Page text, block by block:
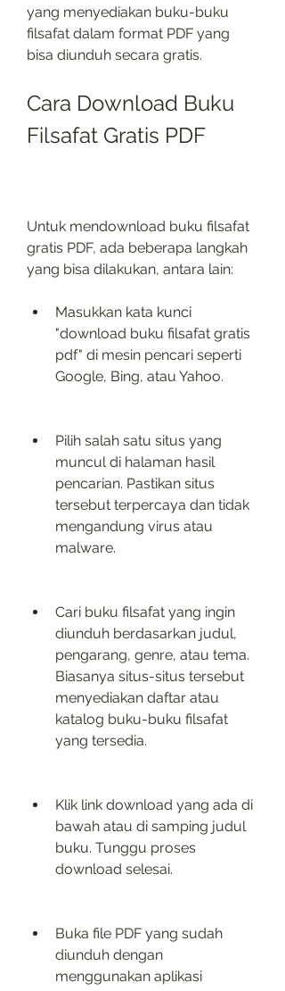
yang menyediakan buku-buku
filsafat dalam format PDF yang
bisa diunduh secara gratis.
Cara Download Buku
Filsafat Gratis PDF
Untuk mendownload buku filsafat
gratis PDF, ada beberapa langkah
yang bisa dilakukan, antara lain:
Masukkan kata kunci
"download buku filsafat gratis
pdf" di mesin pencari seperti
Google, Bing, atau Yahoo.
Pilih salah satu situs yang
muncul di halaman hasil
pencarian. Pastikan situs
tersebut terpercaya dan tidak
mengandung virus atau
malware.
Cari buku filsafat yang ingin
diunduh berdasarkan judul,
pengarang, genre, atau tema.
Biasanya situs-situs tersebut
menyediakan daftar atau
katalog buku-buku filsafat
yang tersedia.
Klik link download yang ada di
bawah atau di samping judul
buku. Tunggu proses
download selesai.
Buka file PDF yang sudah
diunduh dengan
menggunakan aplikasi